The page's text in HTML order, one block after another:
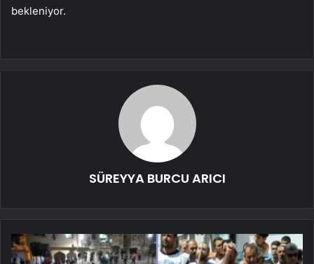
bekleniyor.
SÜREYYA BURCU ARICI